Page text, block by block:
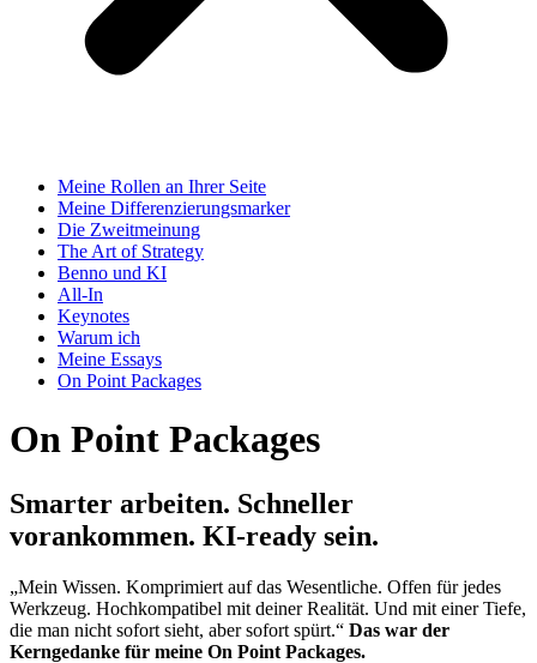
Meine Rollen an Ihrer Seite
Meine Differenzierungsmarker
Die Zweitmeinung
The Art of Strategy
Benno und KI
All-In
Keynotes
Warum ich
Meine Essays
On Point Packages
On Point Packages
Smarter arbeiten. Schneller
vorankommen. KI-ready sein.
„Mein Wissen. Komprimiert auf das Wesentliche. Offen für jedes
Werkzeug. Hochkompatibel mit deiner Realität. Und mit einer Tiefe,
die man nicht sofort sieht, aber sofort spürt.“ Das war der
Kerngedanke für meine On Point Packages.